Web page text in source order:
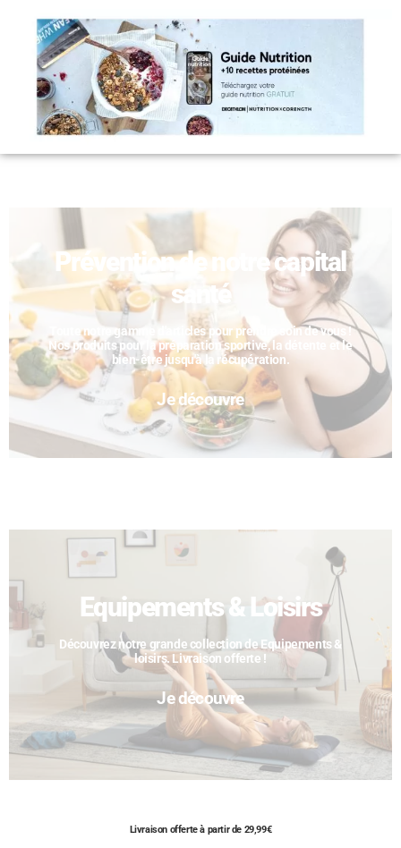
Prévention de notre capital
santé
Toute notre gamme d'articles pour prendre soin de vous !
Nos produits pour la préparation sportive, la détente et le
bien-être jusqu'à la récupération.
Je découvre
Equipements & Loisirs
Découvrez notre grande collection de Equipements &
loisirs. Livraison offerte !
Je découvre
Livraison offerte à partir de 29,99€